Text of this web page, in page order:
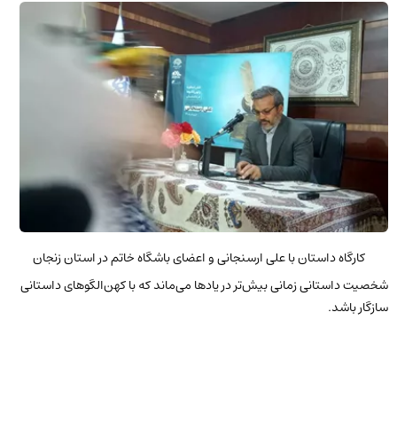
کارگاه داستان با علی ارسنجانی و اعضای باشگاه خاتم در استان زنجان
شخصیت داستانی زمانی بیش‌تر در یادها می‌ماند که با کهن‌الگوهای داستانی
سازگار باشد.